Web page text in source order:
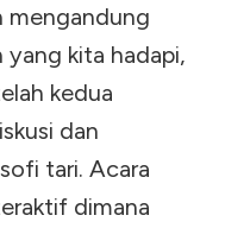
mengandung
kita hadapi,
kedua
dan
tari. Acara
dimana